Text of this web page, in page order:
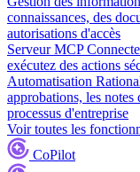
connaissances, des
autorisations d'accès
Serveur MCP
exécutez des actions
Automatisation
approbations, les
processus d'entreprise
Voir toutes les
CoPilot